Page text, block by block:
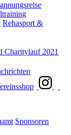
Rehasport &
Charitylauf 2021
Sponsoren